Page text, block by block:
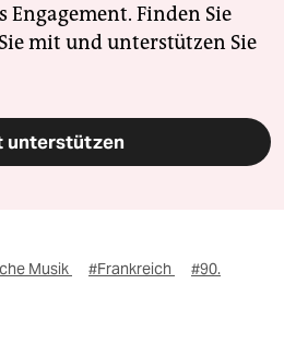
Finden Sie
mit und unterstützen Sie
unterstützen
Musik #Frankreich
#90.